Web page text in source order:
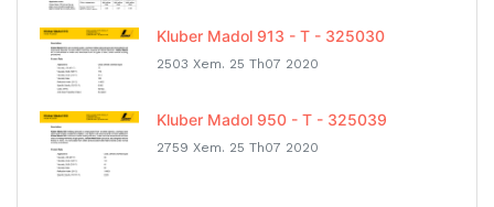
Kluber Madol 913 - T - 325030
2503 Xem. 25 Th07 2020
Kluber Madol 950 - T - 325039
2759 Xem. 25 Th07 2020